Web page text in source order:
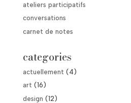
ateliers participatifs
conversations
carnet de notes
categories
actuellement (4)
art (16)
design (12)